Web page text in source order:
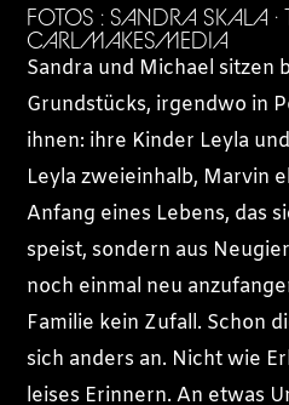
FOTOS : SANDRA SKALA ·
CARLMAKESMEDIA
Sandra und Michael sitzen
Grundstücks, irgendwo in
ihnen: ihre Kinder Leyla
Leyla zweieinhalb, Marvin
Anfang eines Lebens, das
speist, sondern aus
noch einmal neu
Familie kein Zufall. Schon
sich anders an. Nicht wie
leises Erinnern. An etwas